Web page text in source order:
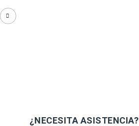
¿NECESITA ASISTENCIA?